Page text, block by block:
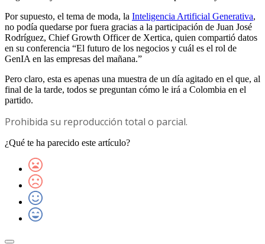
Por supuesto, el tema de moda, la Inteligencia Artificial Generativa,
no podía quedarse por fuera gracias a la participación de Juan José
Rodríguez, Chief Growth Officer de Xertica, quien compartió datos
en su conferencia “El futuro de los negocios y cuál es el rol de
GenIA en las empresas del mañana.”
Pero claro, esta es apenas una muestra de un día agitado en el que, al
final de la tarde, todos se preguntan cómo le irá a Colombia en el
partido.
Prohibida su reproducción total o parcial.
¿Qué te ha parecido este artículo?